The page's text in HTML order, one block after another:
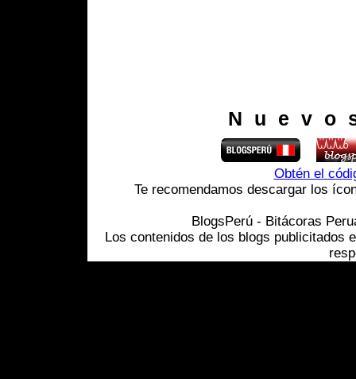
Obtén el
Te recomendamos descargar los
BlogsPerú - Bitácoras
Los contenidos de los blogs publicitados